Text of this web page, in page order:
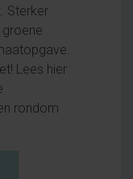
Sterker
Lees hier
rondom